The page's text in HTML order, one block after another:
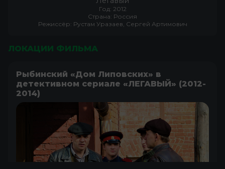
Год: 2012
Страна: Россия
Режиссёр: Рустам Уразаев, Сергей Артимович
ЛОКАЦИИ ФИЛЬМА
Рыбинский «Дом Липовских» в
детективном сериале «ЛЕГАВЫЙ» (2012-
2014)